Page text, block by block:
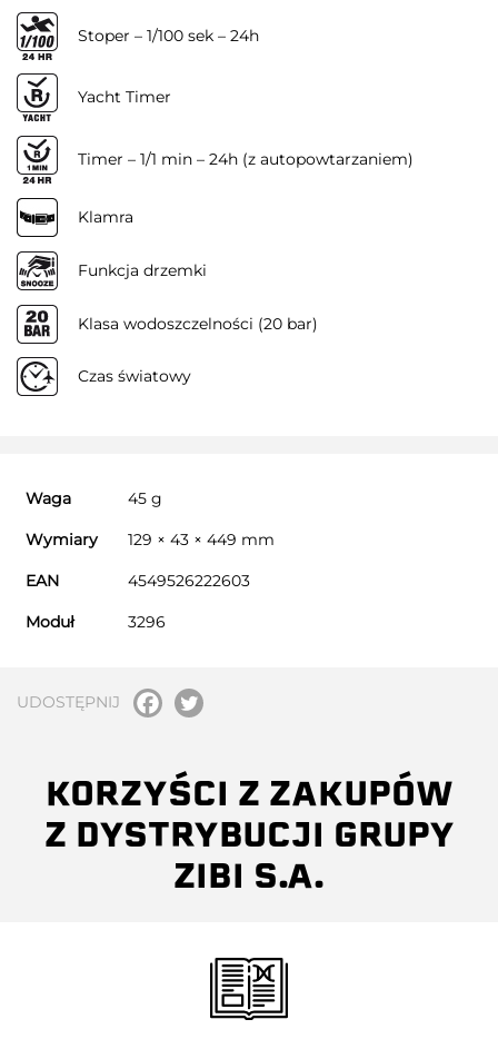
Stoper – 1/100 sek – 24h
Yacht Timer
Timer – 1/1 min – 24h (z autopowtarzaniem)
Klamra
Funkcja drzemki
Klasa wodoszczelności (20 bar)
Czas światowy
Waga 45 g
Wymiary 129 × 43 × 449 mm
EAN 4549526222603
Moduł 3296
UDOSTĘPNIJ
KORZYŚCI Z ZAKUPÓW
Z DYSTRYBUCJI GRUPY
ZIBI S.A.